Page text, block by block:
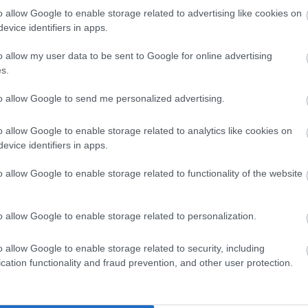
allow Google to enable storage related to advertising like cookies on
identifiers in apps.
allow my user data to be sent to Google for online advertising
allow Google to send me personalized advertising.
allow Google to enable storage related to analytics like cookies on
identifiers in apps.
allow Google to enable storage related to functionality of the website
allow Google to enable storage related to personalization.
allow Google to enable storage related to security, including
functionality and fraud prevention, and other user protection.
Szembe mersz nézni azzal, akivé válhattál
Vigh Bálint új független filmje, aKONEKTaz önismeret és a
intelligencia uralta világban.
2025. 10. 10.|Kultúrpart
amely több mint száz év magyar zenetörténetét sűríti –
Bartóktól és Huszkától a Szörényi-Bródy fémjelezte